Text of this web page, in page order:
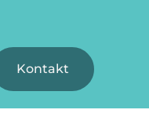
Kontakt